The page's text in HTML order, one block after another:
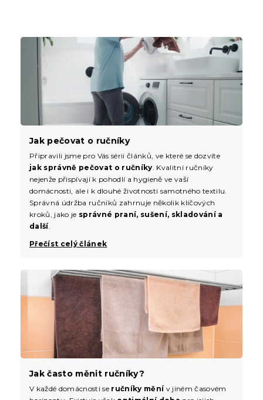
Jak pečovat o ručníky
Připravili jsme pro Vás sérii článků, ve které se dozvíte
jak správně pečovat o ručníky . Kvalitní ručníky
nejenže přispívají k pohodlí a hygieně ve vaší
domácnosti, ale i k dlouhé životnosti samotného textilu.
Správná údržba ručníků zahrnuje několik klíčových
kroků, jako je správné praní, sušení, skladování a
další.
Přečíst celý článek
Jak často měnit ručníky?
V každé domácnosti se ručníky měnív jiném časovém